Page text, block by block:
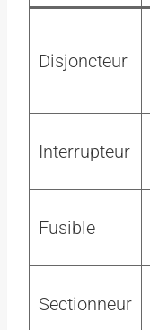
Disjoncteur
Interrupteur
Fusible
Sectionneur